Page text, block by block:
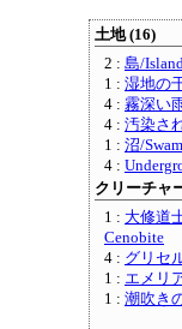
土地 (16)
2 : 島/
1 : 湿地の
4 : 霧深い
4 : 汚染さ
1 : 沼/
4 :
クリーチャ
1 : 大修道
Cenobite
4 : グリセ
1 : エメリ
1 : 潮吹き